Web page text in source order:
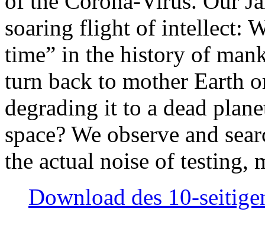
soaring flight of intellect:
time” in the history of
turn back to mother Earth
degrading it to a dead
space? We observe and
the actual noise of testing,
Download des 10-